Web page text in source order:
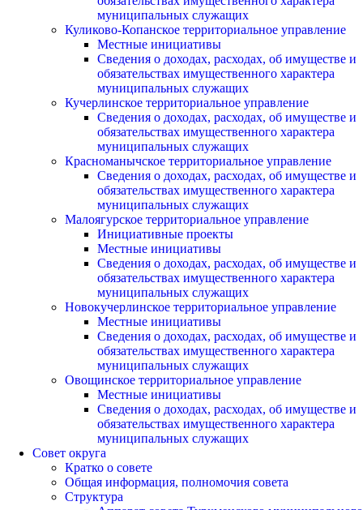
муниципальных служащих
Куликово-Копанское территориальное управление
Местные инициативы
Сведения о доходах, расходах, об имуществе и
обязательствах имущественного характера
муниципальных служащих
Кучерлинское территориальное управление
Сведения о доходах, расходах, об имуществе и
обязательствах имущественного характера
муниципальных служащих
Красноманычское территориальное управление
Сведения о доходах, расходах, об имуществе и
обязательствах имущественного характера
муниципальных служащих
Малоягурское территориальное управление
Инициативные проекты
Местные инициативы
Сведения о доходах, расходах, об имуществе и
обязательствах имущественного характера
муниципальных служащих
Новокучерлинское территориальное управление
Местные инициативы
Сведения о доходах, расходах, об имуществе и
обязательствах имущественного характера
муниципальных служащих
Овощинское территориальное управление
Местные инициативы
Сведения о доходах, расходах, об имуществе и
обязательствах имущественного характера
муниципальных служащих
Совет округа
Кратко о совете
Общая информация, полномочия совета
Структура